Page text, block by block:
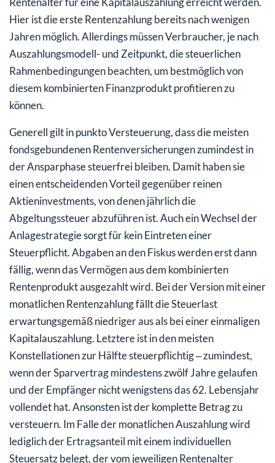
Hier ist die erste Rentenzahlung bereits nach wenigen
Jahren möglich. Allerdings müssen Verbraucher, je nach
Auszahlungsmodell- und Zeitpunkt, die steuerlichen
Rahmenbedingungen beachten, um bestmöglich von
diesem kombinierten Finanzprodukt profitieren zu
können.
Generell gilt in punkto Versteuerung, dass die meisten
fondsgebundenen Rentenversicherungen zumindest in
der Ansparphase steuerfrei bleiben. Damit haben sie
einen entscheidenden Vorteil gegenüber reinen
Aktieninvestments, von denen jährlich die
Abgeltungssteuer abzuführen ist. Auch ein Wechsel der
Anlagestrategie sorgt für kein Eintreten einer
Steuerpflicht. Abgaben an den Fiskus werden erst dann
fällig, wenn das Vermögen aus dem kombinierten
Rentenprodukt ausgezahlt wird. Bei der Version mit einer
monatlichen Rentenzahlung fällt die Steuerlast
erwartungsgemäß niedriger aus als bei einer einmaligen
Kapitalauszahlung. Letztere ist in den meisten
Konstellationen zur Hälfte steuerpflichtig ‒ zumindest,
wenn der Sparvertrag mindestens zwölf Jahre gelaufen
und der Empfänger nicht wenigstens das 62. Lebensjahr
vollendet hat. Ansonsten ist der komplette Betrag zu
versteuern. Im Falle der monatlichen Auszahlung wird
lediglich der Ertragsanteil mit einem individuellen
Steuersatz belegt, der vom jeweiligen Rentenalter